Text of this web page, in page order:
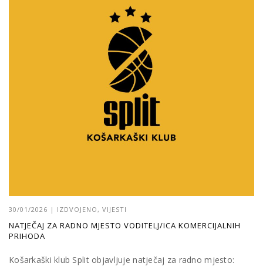
30/01/2026 | IZDVOJENO, VIJESTI
NATJEČAJ ZA RADNO MJESTO VODITELJ/ICA KOMERCIJALNIH
PRIHODA
Košarkaški klub Split objavljuje natječaj za radno mjesto: